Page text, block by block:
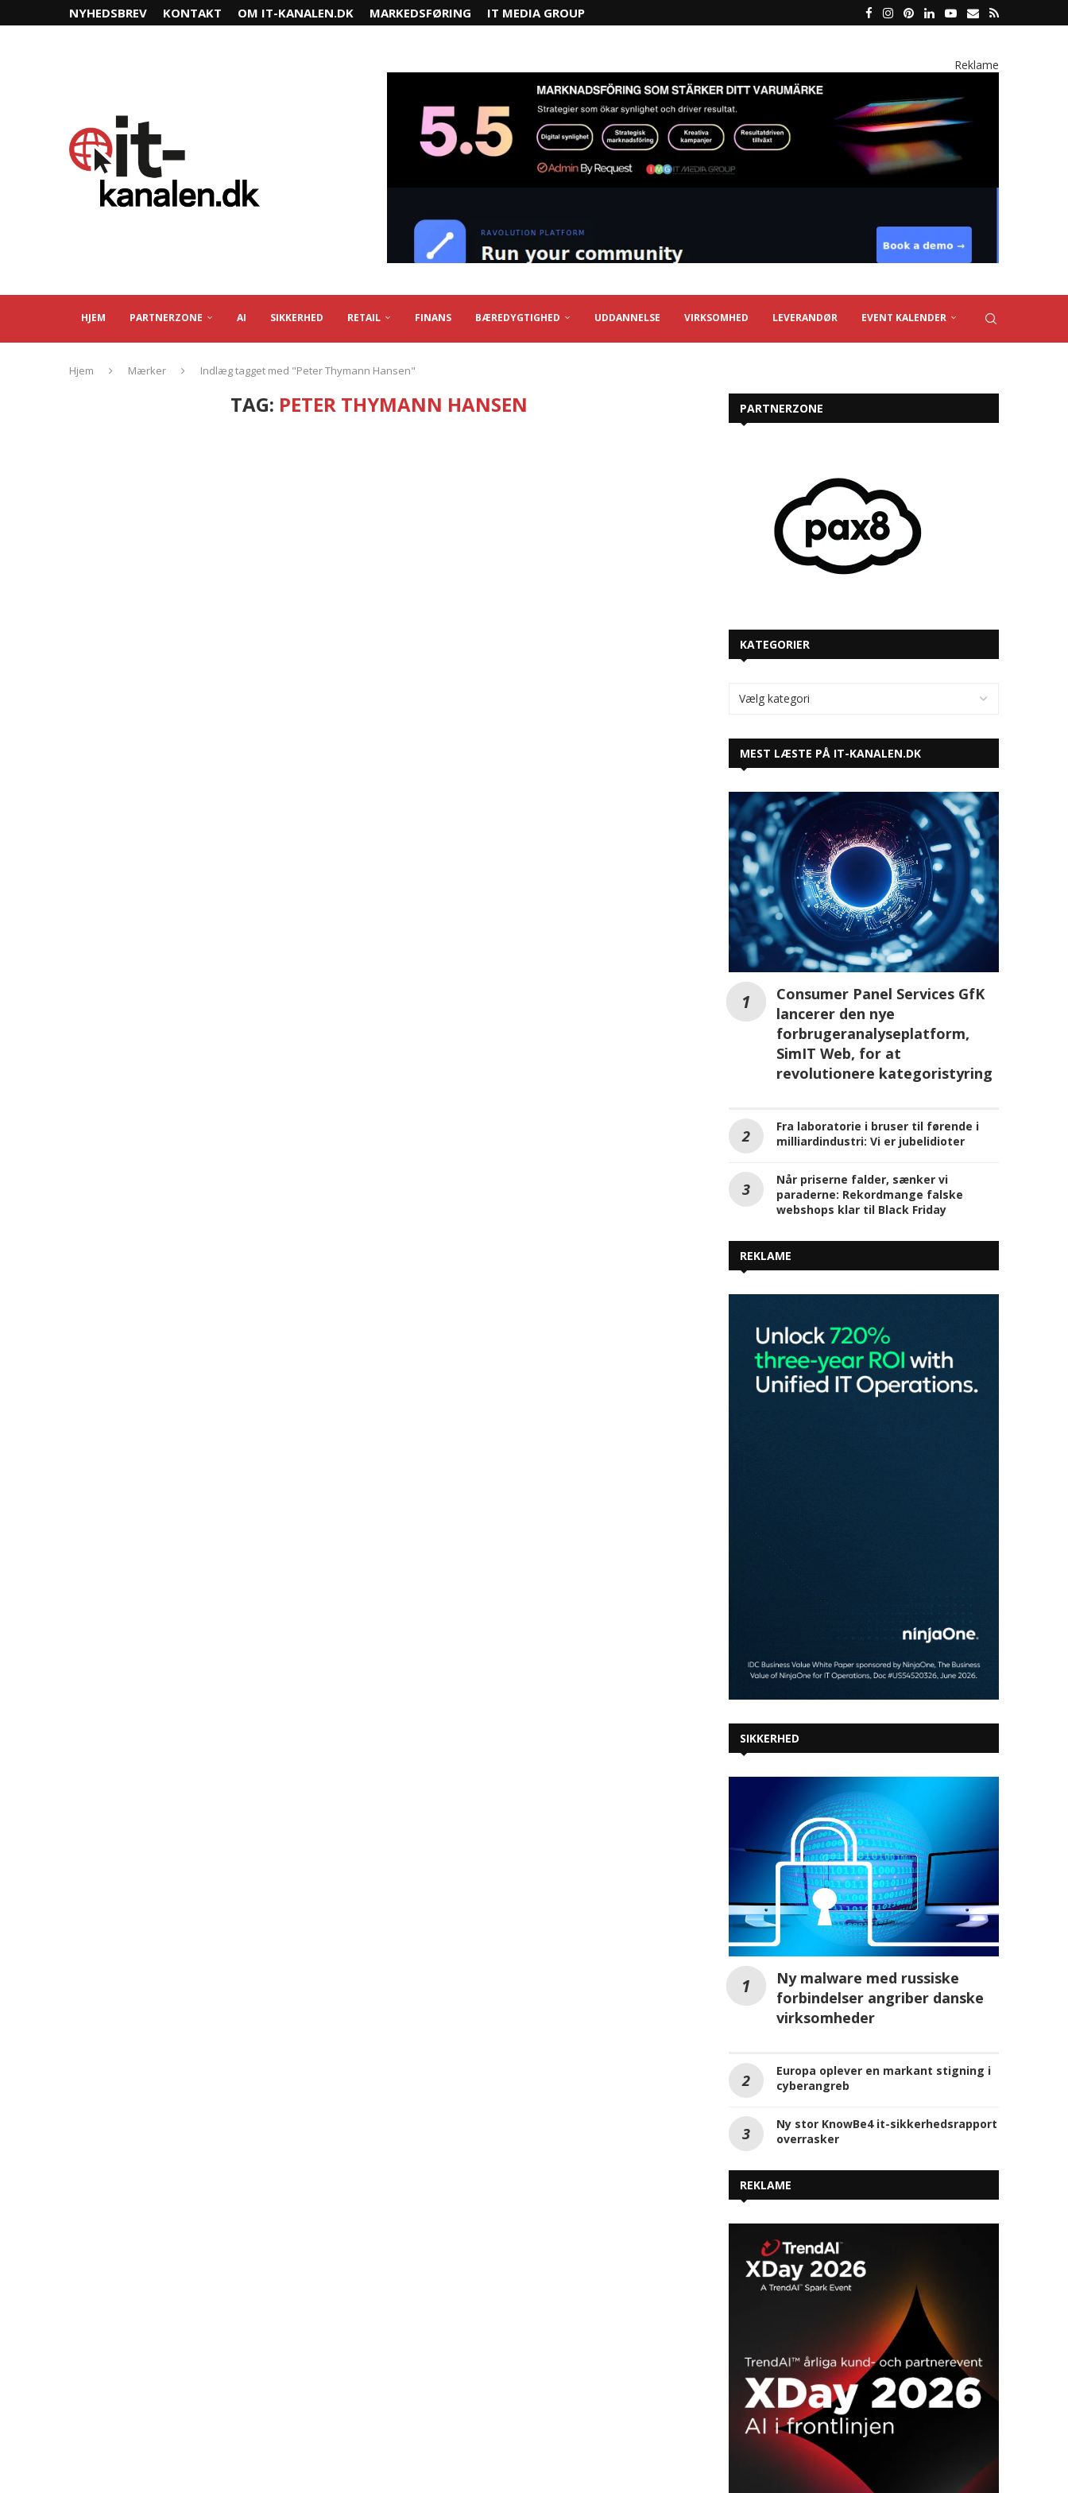
NYHEDSBREV KONTAKT OM IT-KANALEN.DK MARKEDSFØRING IT MEDIA GROUP
Reklame
HJEM PARTNERZONE AI SIKKERHED RETAIL FINANS BÆREDYGTIGHED UDDANNELSE VIRKSOMHED LEVERANDØR EVENT KALENDER
Hjem Mærker Indlæg tagget med "Peter Thymann Hansen"
TAG: PETER THYMANN HANSEN PARTNERZONE
KATEGORIER
MEST LÆSTE PÅ IT-KANALEN.DK
Consumer Panel Services GfK
lancerer den nye
forbrugeranalyseplatform,
SimIT Web, for at
revolutionere kategoristyring
Fra laboratorie i bruser til førende i
milliardindustri: Vi er jubelidioter
Når priserne falder, sænker vi
paraderne: Rekordmange falske
webshops klar til Black Friday
REKLAME
SIKKERHED
Ny malware med russiske
forbindelser angriber danske
virksomheder
Europa oplever en markant stigning i
cyberangreb
Ny stor KnowBe4 it-sikkerhedsrapport
overrasker
REKLAME